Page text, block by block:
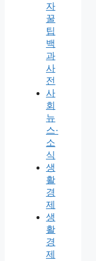
자
꿀
팁
백
과
사
전
사
회
뉴
스·
소
식
생
활
경
제
생
활
경
제